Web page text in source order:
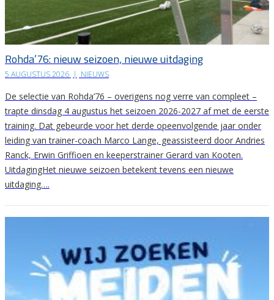
Rohda’76: nieuw seizoen, nieuwe uitdaging
5 AUGUSTUS 2026 | NIEUWS
De selectie van Rohda’76 – overigens nog verre van compleet –
trapte dinsdag 4 augustus het seizoen 2026-2027 af met de eerste
training. Dat gebeurde voor het derde opeenvolgende jaar onder
leiding van trainer-coach Marco Lange, geassisteerd door Andries
Ranck, Erwin Griffioen en keeperstrainer Gerard van Kooten.
UitdagingHet nieuwe seizoen betekent tevens een nieuwe
uitdaging….